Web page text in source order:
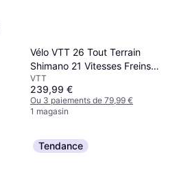
Vélo VTT 26 Tout Terrain
Shimano 21 Vitesses Freins
Unisexe
VTT
239,99 €
Ou 3 paiements de 79,99 €
1 magasin
Tendance